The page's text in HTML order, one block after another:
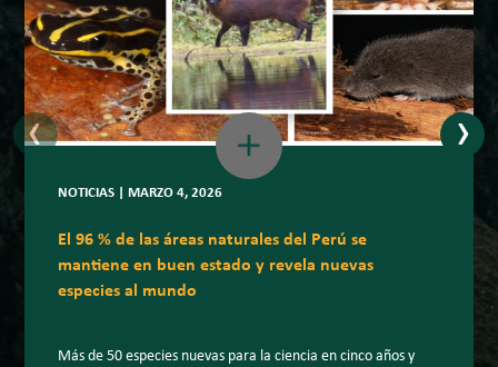
NOTICIAS | MARZO 4, 2026
El 96 % de las áreas naturales del Perú se
mantiene en buen estado y revela nuevas
especies al mundo
Más de 50 especies nuevas para la ciencia en cinco años y
‹ ›